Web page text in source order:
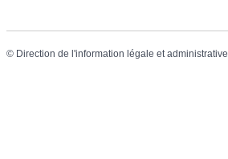
© Direction de l'information légale et administrative